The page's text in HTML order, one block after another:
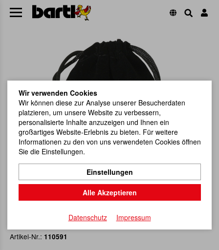
Samtbeutel schwarz
Artikel-Nr.: 110591
Wir verwenden Cookies
Wir können diese zur Analyse unserer Besucherdaten
platzieren, um unsere Website zu verbessern,
personalisierte Inhalte anzuzeigen und Ihnen ein
großartiges Website-Erlebnis zu bieten. Für weitere
Informationen zu den von uns verwendeten Cookies öffnen
Sie die Einstellungen.
Einstellungen
Alle Akzeptieren
Datenschutz Impressum